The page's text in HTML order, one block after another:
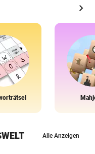
chevron_right
Alle Anzeigen